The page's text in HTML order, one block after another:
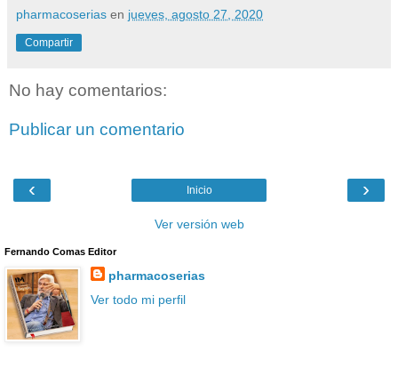
pharmacoserias en jueves, agosto 27, 2020
Compartir
No hay comentarios:
Publicar un comentario
‹ ›
Inicio
Ver versión web
Fernando Comas Editor
pharmacoserias
Ver todo mi perfil